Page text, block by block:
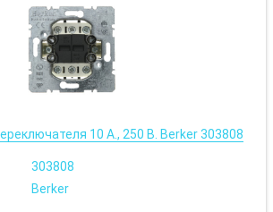
10 А., 250 В. Berker 303808
303808
Berker